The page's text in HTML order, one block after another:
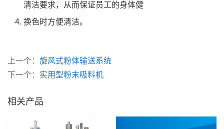
清洁要求，从而保证员工的身体健
换色时方便清洁。
上一个： 旋风式粉体输送系统
下一个： 实用型粉末吸料机
相关产品